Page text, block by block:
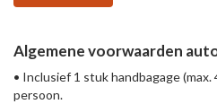
Algemene voorwaarden
• Inclusief 1 stuk handbagage (max.
persoon.